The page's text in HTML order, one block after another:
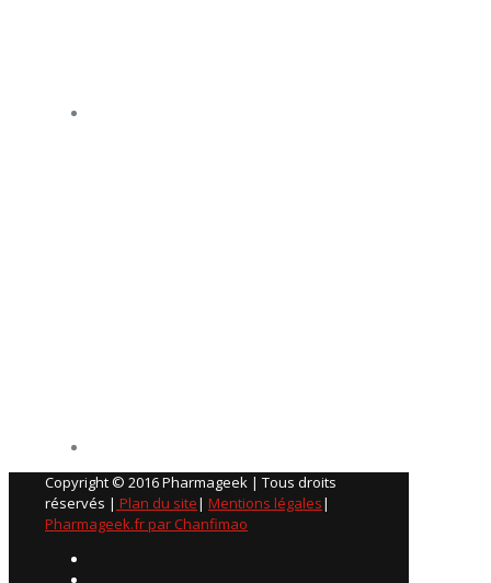
Copyright © 2016 Pharmageek | Tous droits
réservés | Plan du site| Mentions légales|
Pharmageek.fr par Chanfimao